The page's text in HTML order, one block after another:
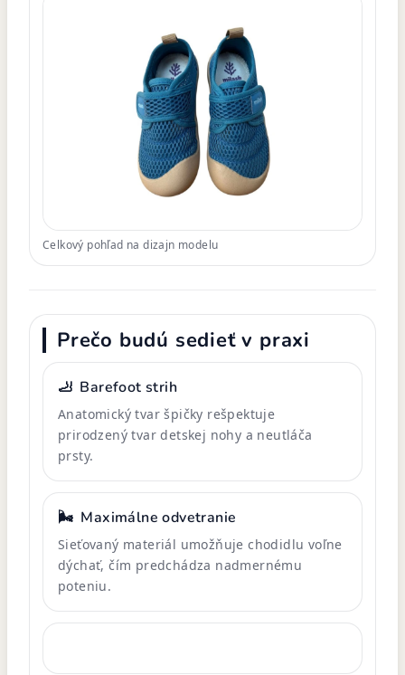
Celkový pohľad na dizajn modelu
Prečo budú sedieť v praxi
🦶 Barefoot strih
Anatomický tvar špičky rešpektuje
prirodzený tvar detskej nohy a neutláča
prsty.
🌬️ Maximálne odvetranie
Sieťovaný materiál umožňuje chodidlu voľne
dýchať, čím predchádza nadmernému
poteniu.